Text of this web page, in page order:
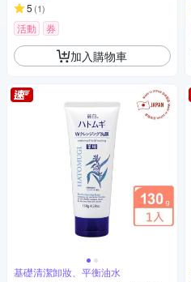
5 (1)
活動 券
加入購物車
基礎清潔卸妝、平衡油水